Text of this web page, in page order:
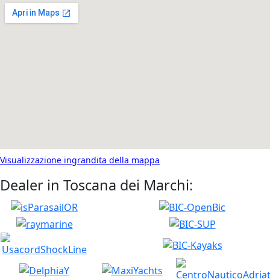
Visualizzazione ingrandita della mappa
Dealer in Toscana dei Marchi: